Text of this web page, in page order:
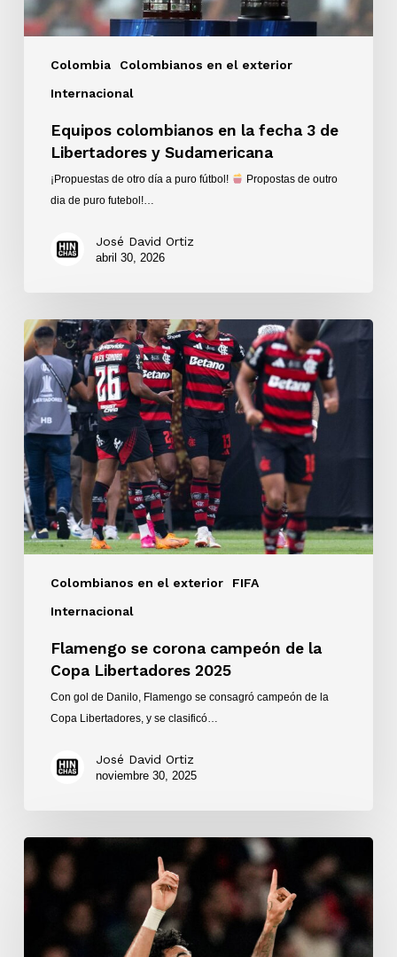
Colombia
Colombianos en el exterior
Internacional
Equipos colombianos en la fecha 3 de
Libertadores y Sudamericana
¡Propuestas de otro día a puro fútbol!
Propostas de outro
dia de puro futebol!…
José David Ortiz
abril 30, 2026
Colombianos en el exterior
FIFA
Internacional
Flamengo
se
corona
campeón
de
la
Copa
Libertadores
2025
Flamengo se corona campeón de la
Copa Libertadores 2025
Con gol de Danilo, Flamengo se consagró campeón de la
Copa Libertadores, y se clasificó…
José David Ortiz
noviembre 30, 2025
fue
la
semana